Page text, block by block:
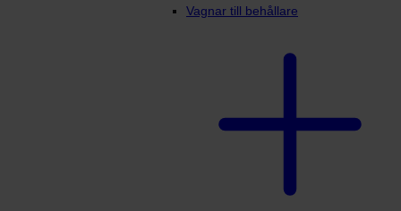
Vagnar till behållare